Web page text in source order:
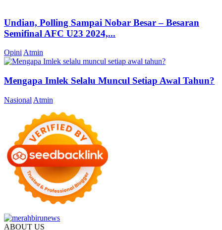
Undian, Polling Sampai Nobar Besar – Besaran
Semifinal AFC U23 2024,...
Opini Atmin
Mengapa Imlek Selalu Muncul Setiap Awal Tahun?
Nasional Atmin
ABOUT US